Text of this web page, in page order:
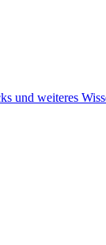
und weiteres